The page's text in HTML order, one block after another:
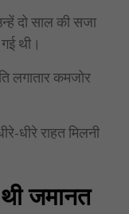
दो साल की सजा
थी।
लगातार कमजोर
धीरे राहत मिलनी
जमानत